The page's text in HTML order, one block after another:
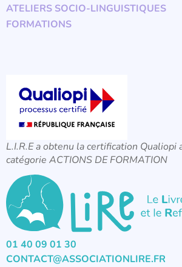
ATELIERS SOCIO-LINGUISTIQUES
FORMATIONS
L.I.R.E a obtenu la certification Qualiopi
catégorie ACTIONS DE FORMATION
01 40 09 01 30
CONTACT@ASSOCIATIONLIRE.FR